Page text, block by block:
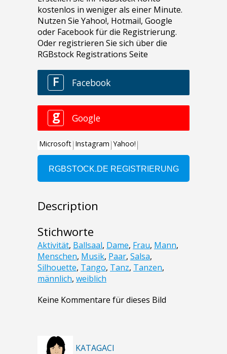
Description
Stichworte
Aktivität, Ballsaal, Dame, Frau, Mann,
Menschen, Musik, Paar, Salsa,
Silhouette, Tango, Tanz, Tanzen,
männlich, weiblich
Keine Kommentare für dieses Bild
KATAGACI